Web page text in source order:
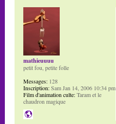
mathieuuuu
petit fou, petite folle
Messages: 128
Inscription:Sam Jan 14, 2006 10:34 pm
Film d'animation culte:Taram et le
chaudron magique